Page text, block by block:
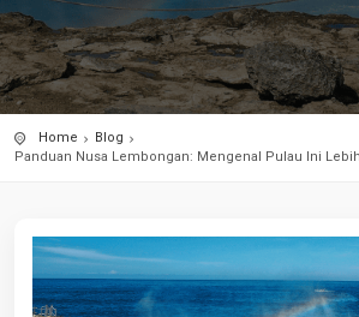
Home
Blog
Panduan Nusa Lembongan: Mengenal Pulau Ini